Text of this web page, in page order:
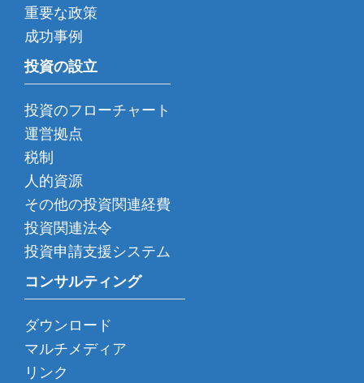
重要な政策
成功事例
投資の設立
投資のフローチャート
運営拠点
税制
人的資源
その他の投資関連経費
投資関連法令
投資申請支援システム
コンサルティング
ダウンロード
マルチメディア
リンク